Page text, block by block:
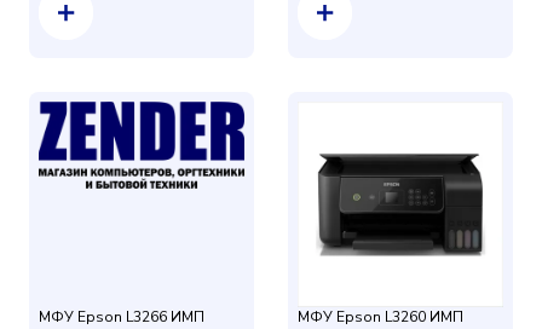
МФУ Epson L3266 ИМП МФУ Epson L3260 ИМП